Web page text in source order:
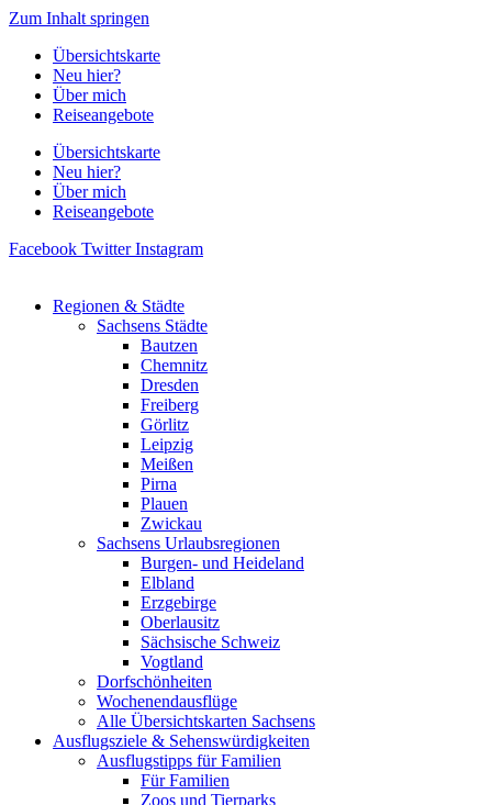
Zum Inhalt springen
Übersichtskarte
Neu hier?
Über mich
Reiseangebote
Übersichtskarte
Neu hier?
Über mich
Reiseangebote
Facebook Twitter Instagram
Regionen & Städte
Sachsens Städte
Bautzen
Chemnitz
Dresden
Freiberg
Görlitz
Leipzig
Meißen
Pirna
Plauen
Zwickau
Sachsens Urlaubsregionen
Burgen- und Heideland
Elbland
Erzgebirge
Oberlausitz
Sächsische Schweiz
Vogtland
Dorfschönheiten
Wochenendausflüge
Alle Übersichtskarten Sachsens
Ausflugsziele & Sehenswürdigkeiten
Ausflugstipps für Familien
Für Familien
Zoos und Tierparks